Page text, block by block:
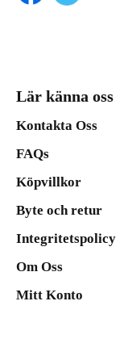
Lär känna oss
Kontakta Oss
FAQs
Köpvillkor
Byte och retur
Integritetspolicy
Om Oss
Mitt Konto